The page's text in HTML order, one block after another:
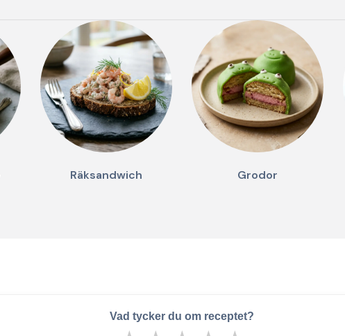
Räksandwich Grodor
Vad tycker du om receptet?